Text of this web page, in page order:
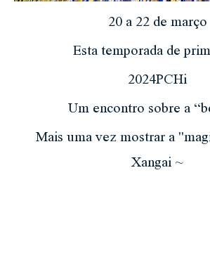
20 a 22 de março
Esta temporada de
2024PCHi
Um encontro sobre a
Mais uma vez mostrar a
Xangai ~